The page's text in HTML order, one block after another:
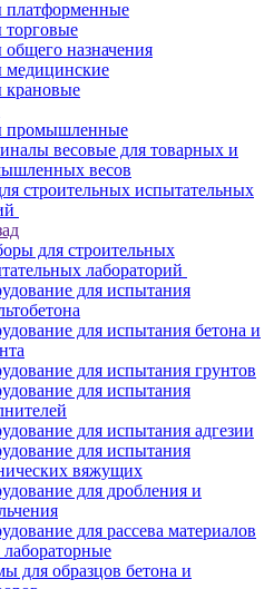
платформенные
торговые
назначения
медицинские
крановые
промышленные
весовые для товарных и
весов
строительных испытательных
для строительных
лабораторий
для испытания
для испытания бетона и
для испытания грунтов
для испытания
для испытания адгезии
для испытания
вяжущих
для дробления и
для рассева материалов
для образцов бетона и